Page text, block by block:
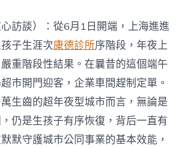
訪談）：從6月1日開端，上海進進
子生涯次康德診所序階段，年夜上
重階段性結果。在曩昔的這個端午
市開門迎客，企業車間趕制定單。
生齒的超年夜型城市而言，無論是
仍是生孩子有序恢復，背后一直有
默守護城市公同事業的基本效能，